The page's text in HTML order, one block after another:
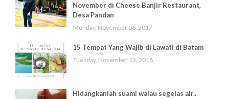
November di Cheese Banjir Restaurant,
Desa Pandan
Monday, November 06, 2017
15 Tempat Yang Wajib di Lawati di Batam
Tuesday, November 13, 2018
Hidangkanlah suami walau segelas air..